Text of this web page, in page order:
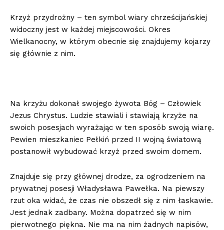
Krzyż przydrożny – ten symbol wiary chrześcijańskiej
widoczny jest w każdej miejscowości. Okres
Wielkanocny, w którym obecnie się znajdujemy kojarzy
się głównie z nim.
Na krzyżu dokonał swojego żywota Bóg – Człowiek
Jezus Chrystus. Ludzie stawiali i stawiają krzyże na
swoich posesjach wyrażając w ten sposób swoją wiarę.
Pewien mieszkaniec Pełkiń przed II wojną światową
postanowił wybudować krzyż przed swoim domem.
Znajduje się przy głównej drodze, za ogrodzeniem na
prywatnej posesji Władysława Pawełka. Na piewszy
rzut oka widać, że czas nie obszedł się z nim łaskawie.
Jest jednak zadbany. Można dopatrzeć się w nim
pierwotnego piękna. Nie ma na nim żadnych napisów,